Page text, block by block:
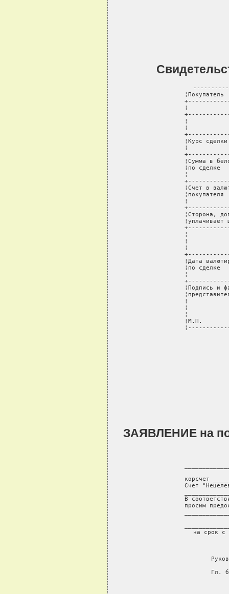
¦
¦
¦
¦Курс
¦
¦Сумма в
¦по
¦
¦Счет в
¦
¦Сторона,
¦
¦
¦
¦Дата
¦по
¦
¦Подпись
¦
¦
¦
¦М.П.
ЗАЯВЛЕНИЕ на
корсчет
Счет
В
просим
на срок с
Гл.